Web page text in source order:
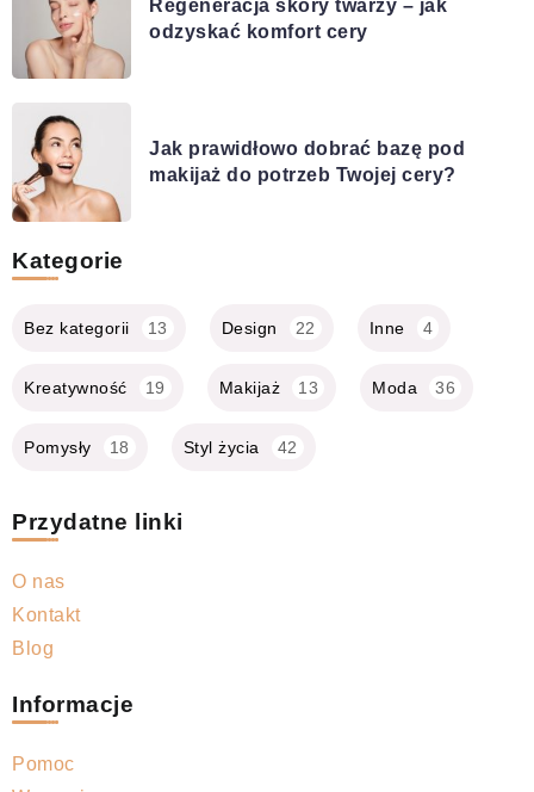
Regeneracja skóry twarzy – jak
odzyskać komfort cery
Jak prawidłowo dobrać bazę pod
makijaż do potrzeb Twojej cery?
Kategorie
Bez kategorii 13 Design 22 Inne 4
Kreatywność 19 Makijaż 13 Moda 36
Pomysły 18 Styl życia 42
Przydatne linki
O nas
Kontakt
Blog
Informacje
Pomoc